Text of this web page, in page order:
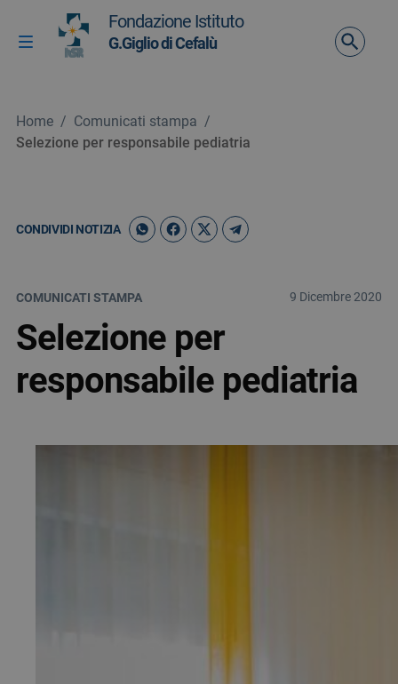
Vai ai contenuti
Vai al menu di navigazione
Vai al footer
Attiva / disattiva la navigazione
Fondazione Istituto
G.Giglio di Cefalù
Home / Comunicati stampa /
Selezione per responsabile pediatria
CONDIVIDI NOTIZIA
COMUNICATI STAMPA 9 Dicembre 2020
Selezione per
responsabile pediatria